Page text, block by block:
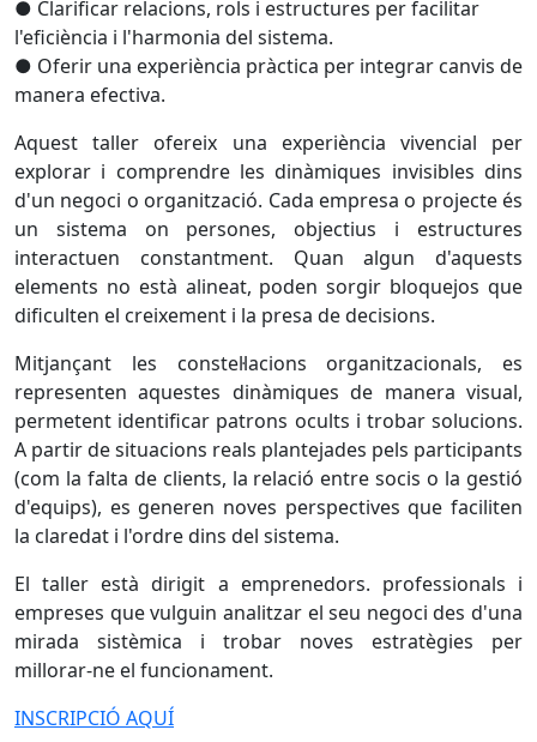
● Clarificar relacions, rols i estructures per facilitar
l'eficiència i l'harmonia del sistema.
● Oferir una experiència pràctica per integrar canvis de
manera efectiva.
Aquest taller ofereix una experiència vivencial per
explorar i comprendre les dinàmiques invisibles dins
d'un negoci o organització. Cada empresa o projecte és
un sistema on persones, objectius i estructures
interactuen constantment. Quan algun d'aquests
elements no està alineat, poden sorgir bloquejos que
dificulten el creixement i la presa de decisions.
Mitjançant les constel·lacions organitzacionals, es
representen aquestes dinàmiques de manera visual,
permetent identificar patrons ocults i trobar solucions.
A partir de situacions reals plantejades pels participants
(com la falta de clients, la relació entre socis o la gestió
d'equips), es generen noves perspectives que faciliten
la claredat i l'ordre dins del sistema.
El taller està dirigit a emprenedors. professionals i
empreses que vulguin analitzar el seu negoci des d'una
mirada sistèmica i trobar noves estratègies per
millorar-ne el funcionament.
INSCRIPCIÓ AQUÍ